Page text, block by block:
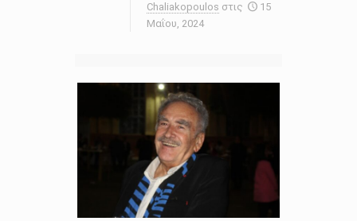
Chaliakopoulos στις
15
Μαΐου, 2024